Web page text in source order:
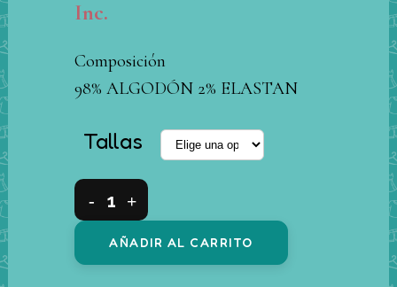
precio
era:
20,00 €.
10,00 €.
Inc.
Composición
98% ALGODÓN 2% ELASTAN
Tallas
Falda
mini
pana
AÑADIR AL CARRITO